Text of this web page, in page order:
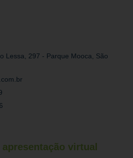
Lessa, 297 - Parque Mooca, São
apresentação virtual